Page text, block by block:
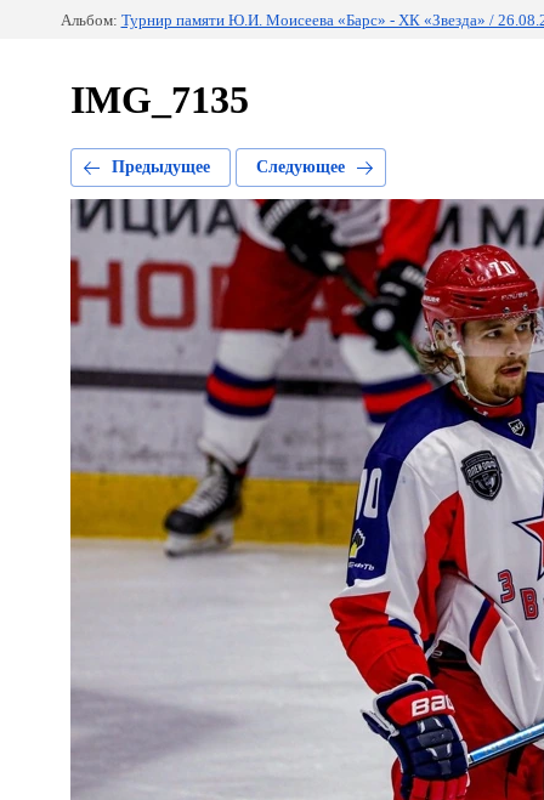
Альбом: Турнир памяти Ю.И. Моисеева «Барс» - ХК «Звезда» /
IMG_7135
Предыдущее Следующее